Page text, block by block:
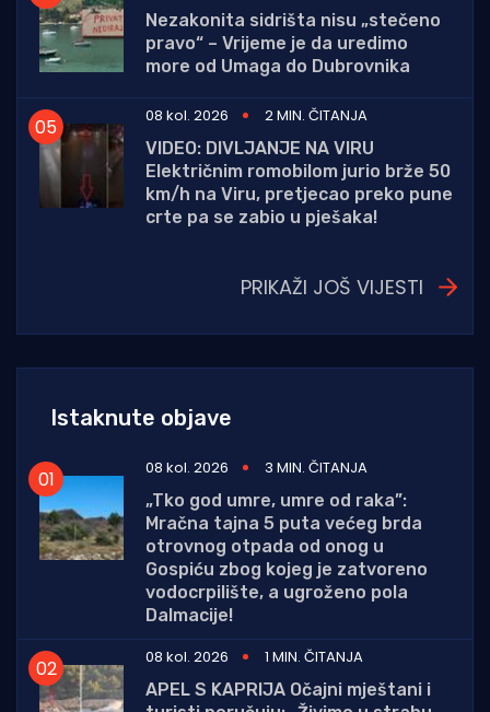
Nezakonita sidrišta nisu „stečeno
pravo“ – Vrijeme je da uredimo
more od Umaga do Dubrovnika
08 kol. 2026
2 MIN. ČITANJA
VIDEO: DIVLJANJE NA VIRU
Električnim romobilom jurio brže 50
km/h na Viru, pretjecao preko pune
crte pa se zabio u pješaka!
PRIKAŽI JOŠ VIJESTI
Istaknute objave
08 kol. 2026
3 MIN. ČITANJA
„Tko god umre, umre od raka”:
Mračna tajna 5 puta većeg brda
otrovnog otpada od onog u
Gospiću zbog kojeg je zatvoreno
vodocrpilište, a ugroženo pola
Dalmacije!
08 kol. 2026
1 MIN. ČITANJA
APEL S KAPRIJA Očajni mještani i